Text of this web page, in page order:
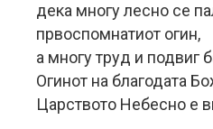
дека многу лесно се
првоспомнатиот огин,
а многу труд и подвиг
Огинот на благодата
Царството Небесно е